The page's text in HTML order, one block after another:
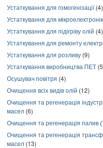
Устаткування для гомогенізації(4)
Устаткування для
Устаткування для підігріву олій (4)
Устаткування для ремонту
Устаткування для розливу (9)
Устаткування виробництва ПЕТ
Осушувач повітря (4)
Очищення всіх видів олій (12)
Очищення та регенерація
масел (6)
Очищення та регенерація палив
Очищення та регенерація
масел (13)